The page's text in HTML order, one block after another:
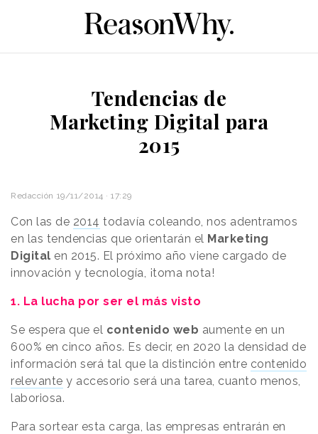
Tendencias de
Marketing Digital para
2015
Redacción 19/11/2014 · 17:29
Con las de 2014 todavía coleando, nos adentramos
en las tendencias que orientarán el Marketing
Digital en 2015. El próximo año viene cargado de
innovación y tecnología, ¡toma nota!
1. La lucha por ser el más visto
Se espera que el contenido web aumente en un
600% en cinco años. Es decir, en 2020 la densidad de
información será tal que la distinción entre contenido
relevante y accesorio será una tarea, cuanto menos,
laboriosa.
Para sortear esta carga, las empresas entrarán en